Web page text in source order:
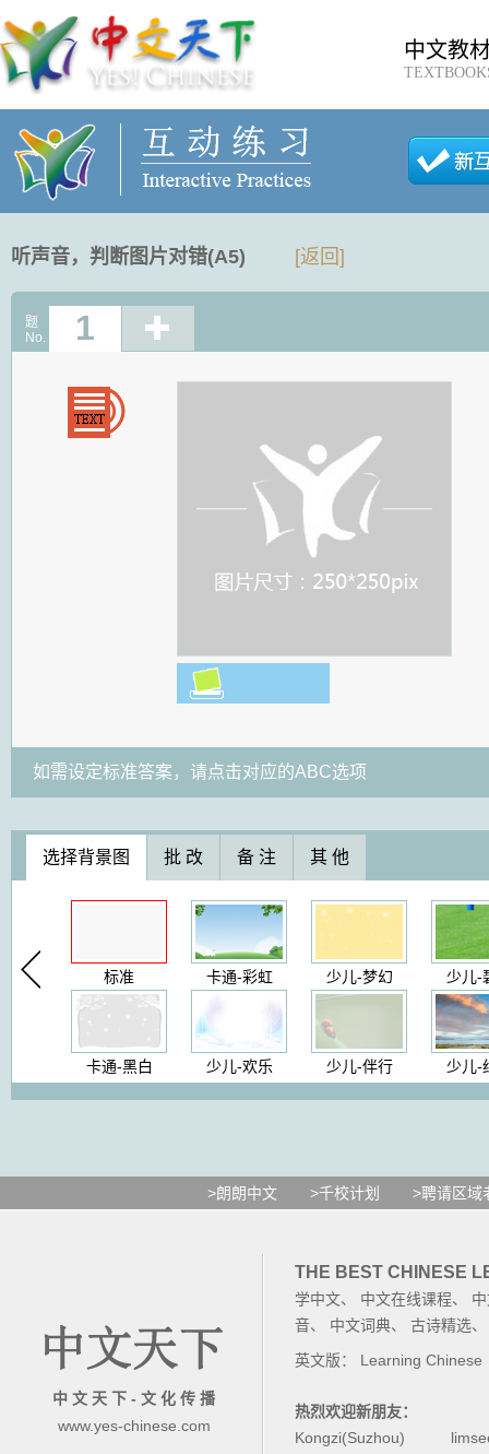
中文教
听声音，判断图片对错(A5) [返回]
题
No.
1
如需设定标准答案，请点击对应的ABC选项
选择背景图 批 改 备 注 其 他
标准
卡通-黑白
卡通-彩虹
少儿-欢乐
少儿-梦幻
少儿-伴行
少儿-
少儿-
>朗朗中文 >千校计划 >聘请区域
中 文 天 下 - 文 化 传 播
www.yes-chinese.com
THE BEST CHINESE
学中文、 中文在线课程、
音、 中文词典、 古诗精选
英文版： Learning Chinese
热烈欢迎新朋友：
Kongzi(Suzhou)